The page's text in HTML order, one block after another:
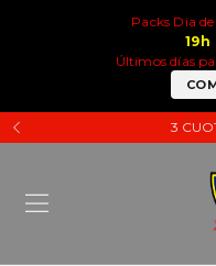
Packs Dia
19 h
Últimos días
3